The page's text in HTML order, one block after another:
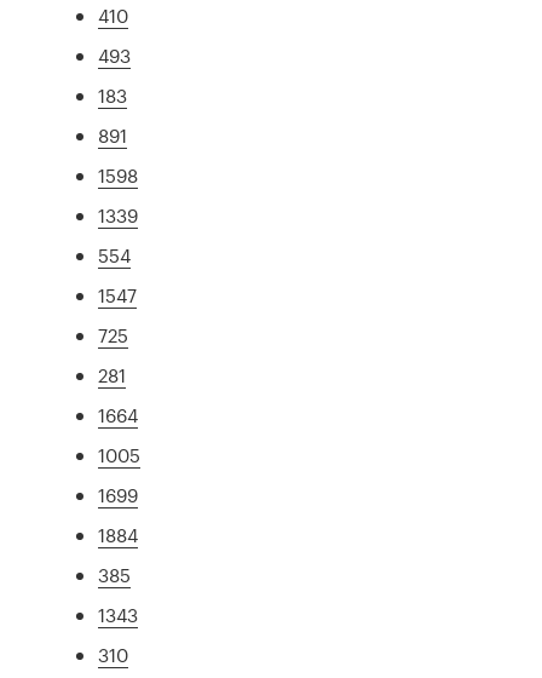
410
493
183
891
1598
1339
554
1547
725
281
1664
1005
1699
1884
385
1343
310